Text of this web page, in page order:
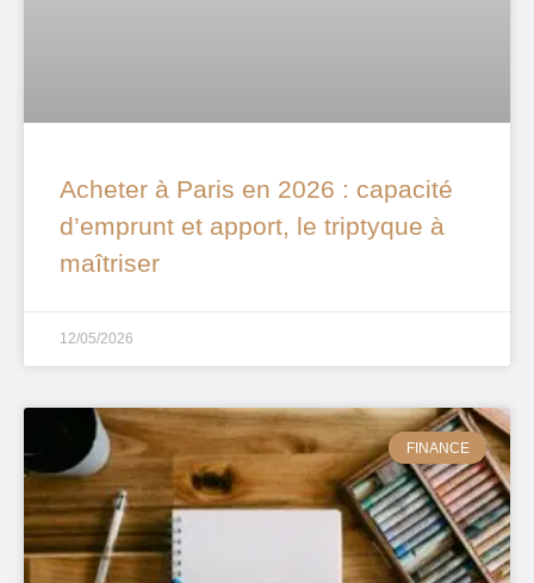
Acheter à Paris en 2026 : capacité
d’emprunt et apport, le triptyque à
maîtriser
12/05/2026
FINANCE